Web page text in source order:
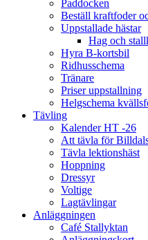
Paddocken
Beställ kraftfoder
Uppstallade hästar
Hag och
Hyra B-kortsbil
Ridhusschema
Tränare
Priser uppstallning
Helgschema
Tävling
Kalender HT -26
Att tävla för
Tävla lektionshäst
Hoppning
Dressyr
Voltige
Lagtävlingar
Anläggningen
Café Stallyktan